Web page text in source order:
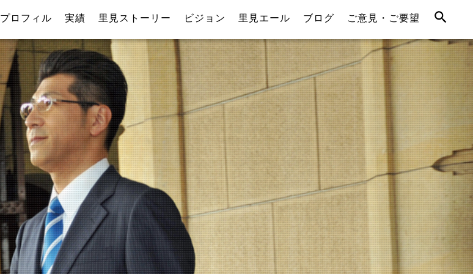
プロフィル 実績 里見ストーリー ビジョン 里見エール ブログ ご意見・ご要望